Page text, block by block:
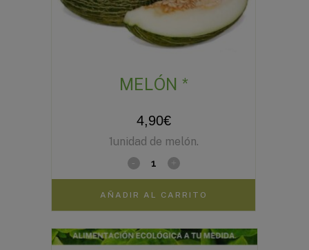
AÑADIR AL CARRITO
MELÓN *
4,90€
1unidad de melón.